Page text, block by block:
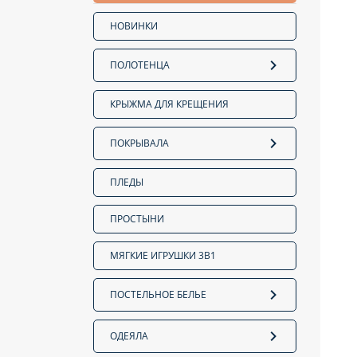
НОВИНКИ
ПОЛОТЕНЦА
КРЫЖМА ДЛЯ КРЕЩЕНИЯ
ПОКРЫВАЛА
ПЛЕДЫ
ПРОСТЫНИ
МЯГКИЕ ИГРУШКИ 3В1
ПОСТЕЛЬНОЕ БЕЛЬЕ
ОДЕЯЛА